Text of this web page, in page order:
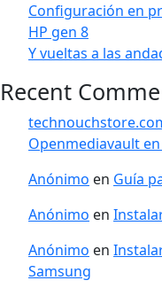
Configuración en
HP gen 8
Y vueltas a las
Recent
Openmediavault
Anónimo en Guía
Anónimo en
Anónimo en
Samsung